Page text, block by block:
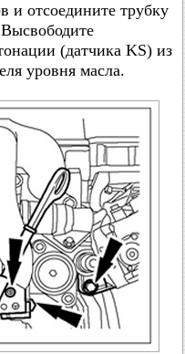
и отсоедините трубку
(датчика KS) из
уровня масла.